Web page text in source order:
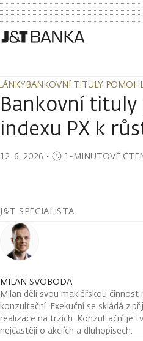
BANKOVNÍ TITULY
BANKOVNÍ TITULY
Bankovní
indexu PX k
12. 6. 2026 ・ 1-MINUTOVÉ
J&T SPECIALISTA
MILAN SVOBODA
Milan dělí svou makléřskou
konzultační. Exekuční se skládá z
realizace na trzích. Konzultační je
nejčastěji o akciích a dluhopisech.